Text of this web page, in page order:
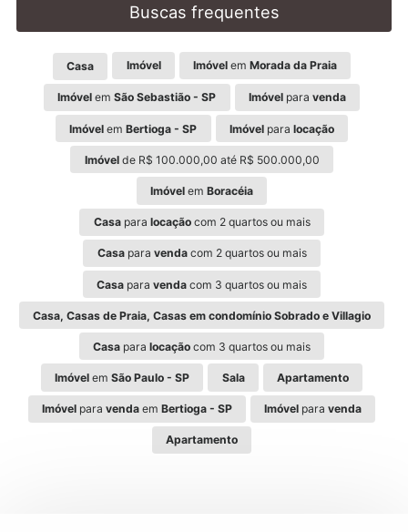
Buscas frequentes
Casa Imóvel Imóvelem Morada da Praia
Imóvel emSão Sebastião - SP Imóvelpara venda
Imóvel emBertioga - SP Imóvelpara locação
Imóvelde R$ 100.000,00 até R$ 500.000,00
Imóvel em Boracéia
Casapara locaçãocom 2 quartos ou mais
Casapara vendacom 2 quartos ou mais
Casa para venda com 3 quartos ou mais
Casa, Casas de Praia, Casas em condomínio Sobrado e Villagio
Casa para locação com 3 quartos ou mais
Imóvel emSão Paulo - SP Sala Apartamento
Imóvelpara vendaem Bertioga - SP Imóvel paravenda
Apartamento